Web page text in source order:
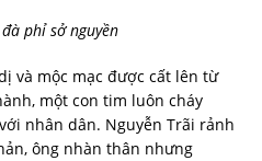
phỉ sở nguyền
và mộc mạc được cất lên từ
một con tim luôn cháy
nhân dân. Nguyễn Trãi rảnh
ông nhàn thân nhưng